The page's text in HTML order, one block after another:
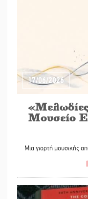
17/06/2026
Μουσείο
Μια γιορτή μουσικής